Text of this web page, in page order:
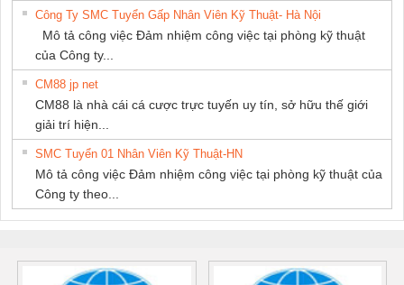
Công Ty SMC Tuyển Gấp Nhân Viên Kỹ Thuật- Hà Nội
Mô tả công việc Đảm nhiệm công việc tại phòng kỹ thuật
của Công ty...
CM88 jp net
CM88 là nhà cái cá cược trực tuyến uy tín, sở hữu thế giới
giải trí hiện...
SMC Tuyển 01 Nhân Viên Kỹ Thuật-HN
Mô tả công việc Đảm nhiệm công việc tại phòng kỹ thuật của
Công ty theo...